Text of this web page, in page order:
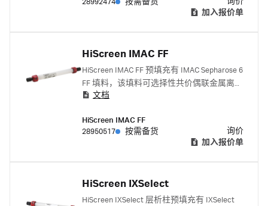
28992474
按需备货
加入报价单
HiScreen IMAC FF
HiScreen IMAC FF 预填充有 IMAC Sepharose 6
FF 填料，该填料可选择性共价偶联金属离
子，以用于纯化带组氨酸标签的蛋白。优化
选。
文档
HiScreen IMAC FF
28950517
按需备货
询价
加入报价单
HiScreen IXSelect
HiScreen IXSelect 层析柱预填充有 IXSelect